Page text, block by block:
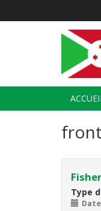
Main
Type